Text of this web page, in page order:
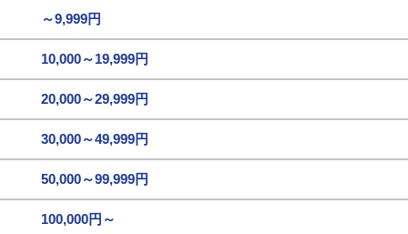
～9,999円
10,000～19,999円
20,000～29,999円
30,000～49,999円
50,000～99,999円
100,000円～